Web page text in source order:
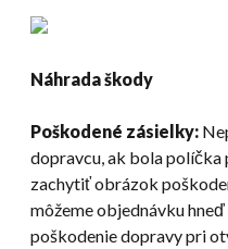
Náhrada škody
Poškodené zásielky:
dopravcu, ak bola políčka
zachytiť obrázok
môžeme objednávku
poškodenie dopravy pri